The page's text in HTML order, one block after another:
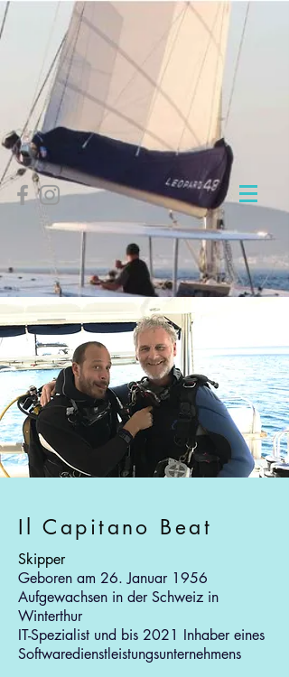
Il Capitano Beat
Skipper
Geboren am 26. Januar 1956
Aufgewachsen in der Schweiz in
Winterthur
IT-Spezialist und bis 2021 Inhaber eines
Softwaredienstleistungsunternehmens